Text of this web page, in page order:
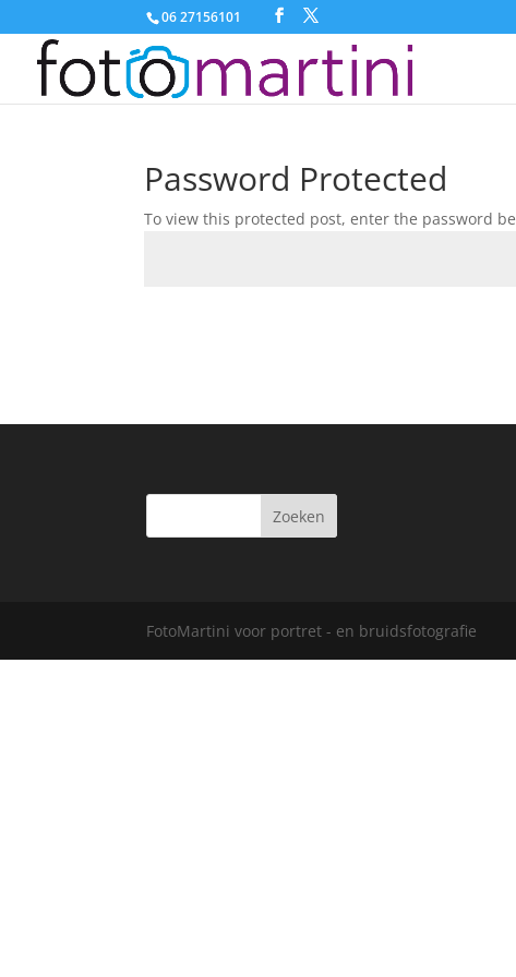
06 27156101
Password Protected
To view this protected post, enter the password
FotoMartini voor portret - en bruidsfotografie